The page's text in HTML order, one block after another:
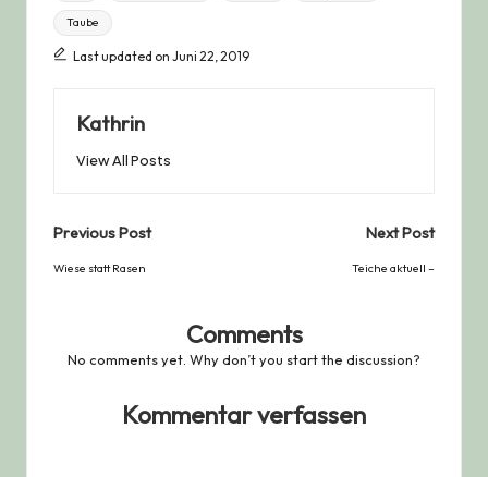
Taube
Last updated on Juni 22, 2019
Kathrin
View All Posts
Post
navigation
Previous Post
Wiese statt Rasen
Next Post
Teiche aktuell –
Comments
No comments yet. Why don’t you start the discussion?
Kommentar verfassen